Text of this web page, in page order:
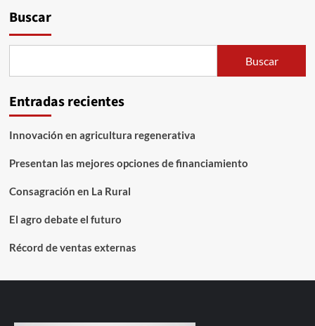
Buscar
Buscar
Entradas recientes
Innovación en agricultura regenerativa
Presentan las mejores opciones de financiamiento
Consagración en La Rural
El agro debate el futuro
Récord de ventas externas